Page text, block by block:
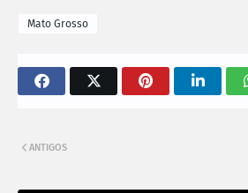
Mato Grosso
ANTIGOS